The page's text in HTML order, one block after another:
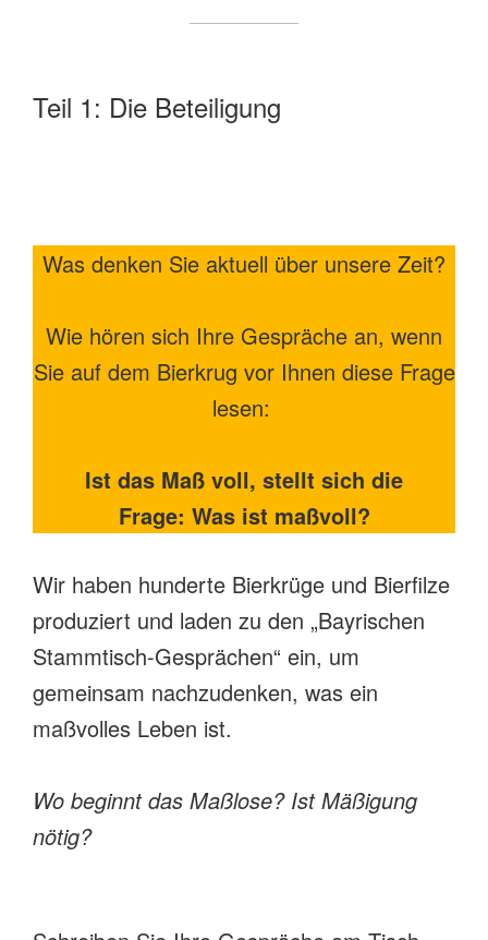
Teil 1: Die Beteiligung
Was denken Sie aktuell über unsere Zeit?
Wie hören sich Ihre Gespräche an, wenn
Sie auf dem Bierkrug vor Ihnen diese Frage
lesen:
Ist das Maß voll, stellt sich die
Frage: Was ist maßvoll?
Wir haben hunderte Bierkrüge und Bierfilze
produziert und laden zu den „Bayrischen
Stammtisch-Gesprächen“ ein, um
gemeinsam nachzudenken, was ein
maßvolles Leben ist.
Wo beginnt das Maßlose? Ist Mäßigung
nötig?